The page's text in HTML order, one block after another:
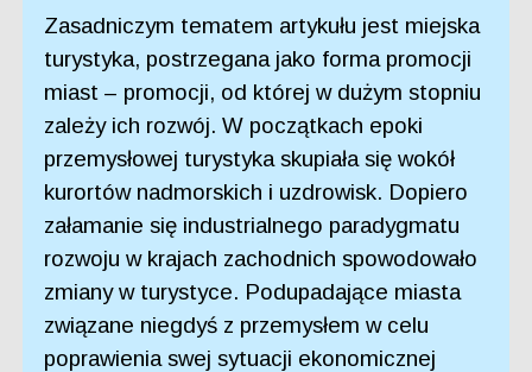
Zasadniczym tematem artykułu jest miejska
turystyka, postrzegana jako forma promocji
miast – promocji, od której w dużym stopniu
zależy ich rozwój. W początkach epoki
przemysłowej turystyka skupiała się wokół
kurortów nadmorskich i uzdrowisk. Dopiero
załamanie się industrialnego paradygmatu
rozwoju w krajach zachodnich spowodowało
zmiany w turystyce. Podupadające miasta
związane niegdyś z przemysłem w celu
poprawienia swej sytuacji ekonomicznej